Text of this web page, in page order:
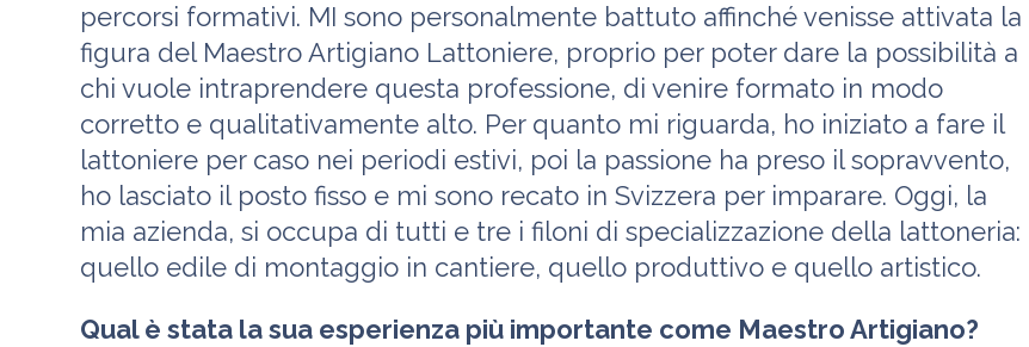
percorsi formativi. MI sono personalmente battuto affinché venisse attivata la
figura del Maestro Artigiano Lattoniere, proprio per poter dare la possibilità a
chi vuole intraprendere questa professione, di venire formato in modo
corretto e qualitativamente alto. Per quanto mi riguarda, ho iniziato a fare il
lattoniere per caso nei periodi estivi, poi la passione ha preso il sopravvento,
ho lasciato il posto fisso e mi sono recato in Svizzera per imparare. Oggi, la
mia azienda, si occupa di tutti e tre i filoni di specializzazione della lattoneria:
quello edile di montaggio in cantiere, quello produttivo e quello artistico.
Qual è stata la sua esperienza più importante come Maestro Artigiano?